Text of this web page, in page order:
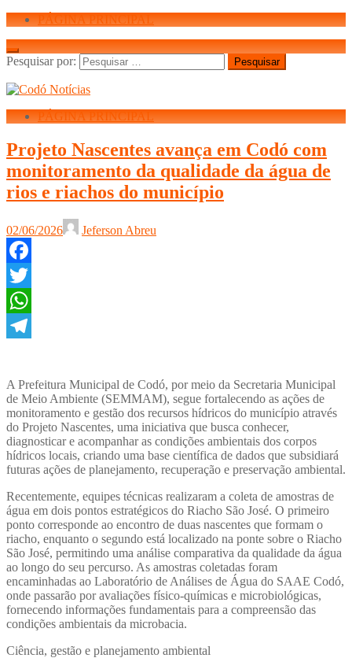
PÁGINA PRINCIPAL
Pesquisar por:
PÁGINA PRINCIPAL
Projeto Nascentes avança em Codó com
monitoramento da qualidade da água de
rios e riachos do município
02/06/2026 Jeferson Abreu
Facebook
Twitter
WhatsApp
A Prefeitura Municipal de Codó, por meio da Secretaria Municipal
de Meio Ambiente (SEMMAM), segue fortalecendo as ações de
monitoramento e gestão dos recursos hídricos do município através
do Projeto Nascentes, uma iniciativa que busca conhecer,
diagnosticar e acompanhar as condições ambientais dos corpos
hídricos locais, criando uma base científica de dados que subsidiará
futuras ações de planejamento, recuperação e preservação ambiental.
Recentemente, equipes técnicas realizaram a coleta de amostras de
água em dois pontos estratégicos do Riacho São José. O primeiro
ponto corresponde ao encontro de duas nascentes que formam o
riacho, enquanto o segundo está localizado na ponte sobre o Riacho
São José, permitindo uma análise comparativa da qualidade da água
ao longo do seu percurso. As amostras coletadas foram
encaminhadas ao Laboratório de Análises de Água do SAAE Codó,
onde passarão por avaliações físico-químicas e microbiológicas,
fornecendo informações fundamentais para a compreensão das
condições ambientais da microbacia.
Ciência, gestão e planejamento ambiental